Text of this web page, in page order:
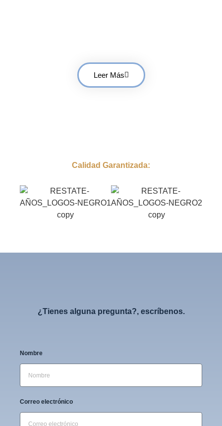
Leer Más
Calidad Garantizada:
¿Tienes alguna pregunta?, escríbenos.
Nombre
Correo electrónico